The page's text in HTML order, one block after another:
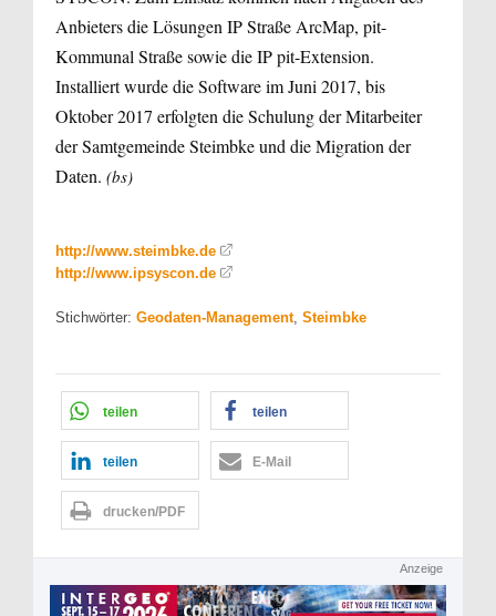
Anbieters die Lösungen IP Straße ArcMap, pit-
Kommunal Straße sowie die IP pit-Extension.
Installiert wurde die Software im Juni 2017, bis
Oktober 2017 erfolgten die Schulung der Mitarbeiter
der Samtgemeinde Steimbke und die Migration der
Daten. (bs)
http://www.steimbke.de
http://www.ipsyscon.de
Stichwörter: Geodaten-Management, Steimbke
teilen teilen
teilen E-Mail
drucken/PDF
Anzeige